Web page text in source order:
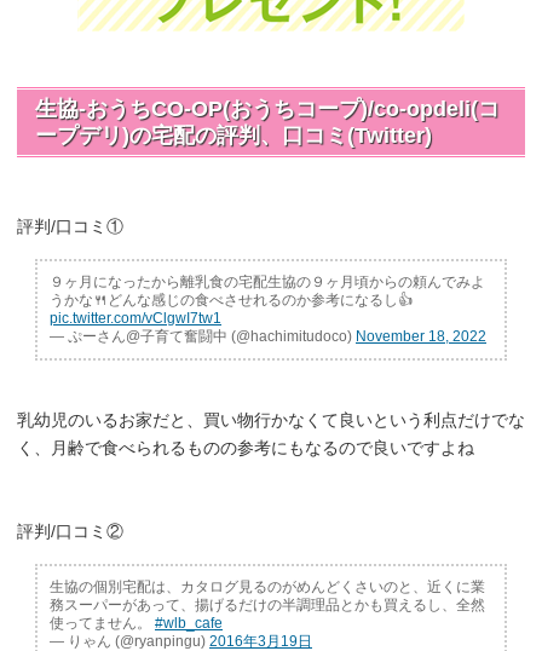
生協-おうちCO-OP(おうちコープ)/co-opdeli(コ
ープデリ)の宅配の評判、口コミ(Twitter)
評判/口コミ①
９ヶ月になったから離乳食の宅配生協の９ヶ月頃からの頼んでみよ
うかな🍴どんな感じの食べさせれるのか参考になるし👍
pic.twitter.com/vClgwI7tw1
— ぷーさん@子育て奮闘中 (@hachimitudoco) November 18, 2022
乳幼児のいるお家だと、買い物行かなくて良いという利点だけでな
く、月齢で食べられるものの参考にもなるので良いですよね
評判/口コミ②
生協の個別宅配は、カタログ見るのがめんどくさいのと、近くに業
務スーパーがあって、揚げるだけの半調理品とかも買えるし、全然
使ってません。 #wlb_cafe
— りゃん (@ryanpingu) 2016年3月19日